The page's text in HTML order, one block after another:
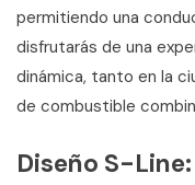
permitiendo una
disfrutarás de una
dinámica, tanto en la
de combustible
Diseño S-